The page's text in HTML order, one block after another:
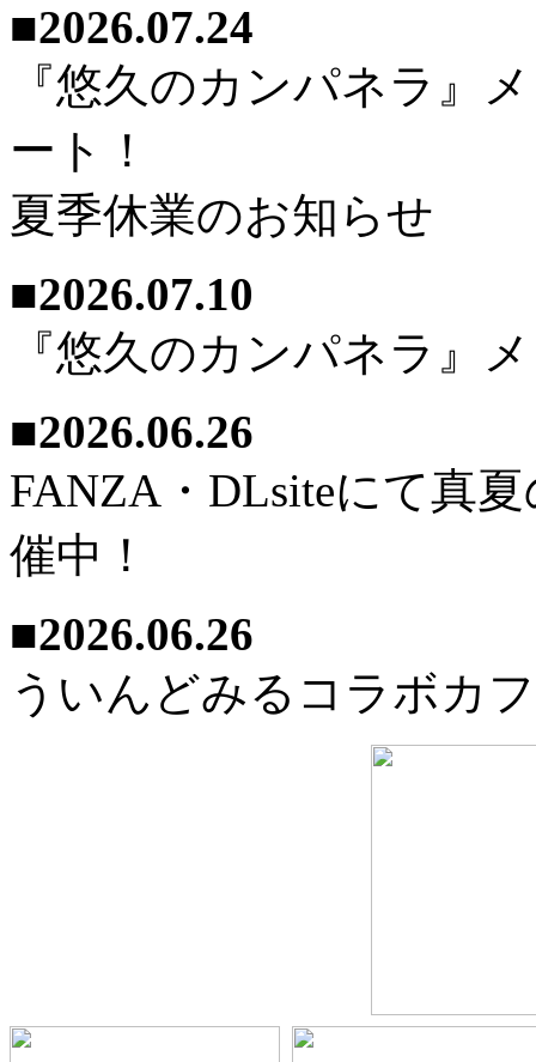
■2026.07.24
『悠久のカンパネラ』
ート！
夏季休業のお知らせ
■2026.07.10
『悠久のカンパネラ』
■2026.06.26
FANZA・DLsiteにて真
催中！
■2026.06.26
ういんどみるコラボカ